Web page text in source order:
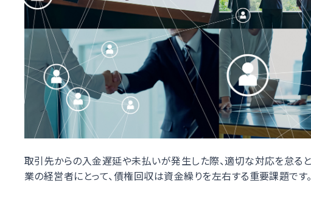
取引先からの入金遅延や未払いが発生した際、適切な対応を怠る
業の経営者にとって、債権回収は資金繰りを左右する重要課題です。